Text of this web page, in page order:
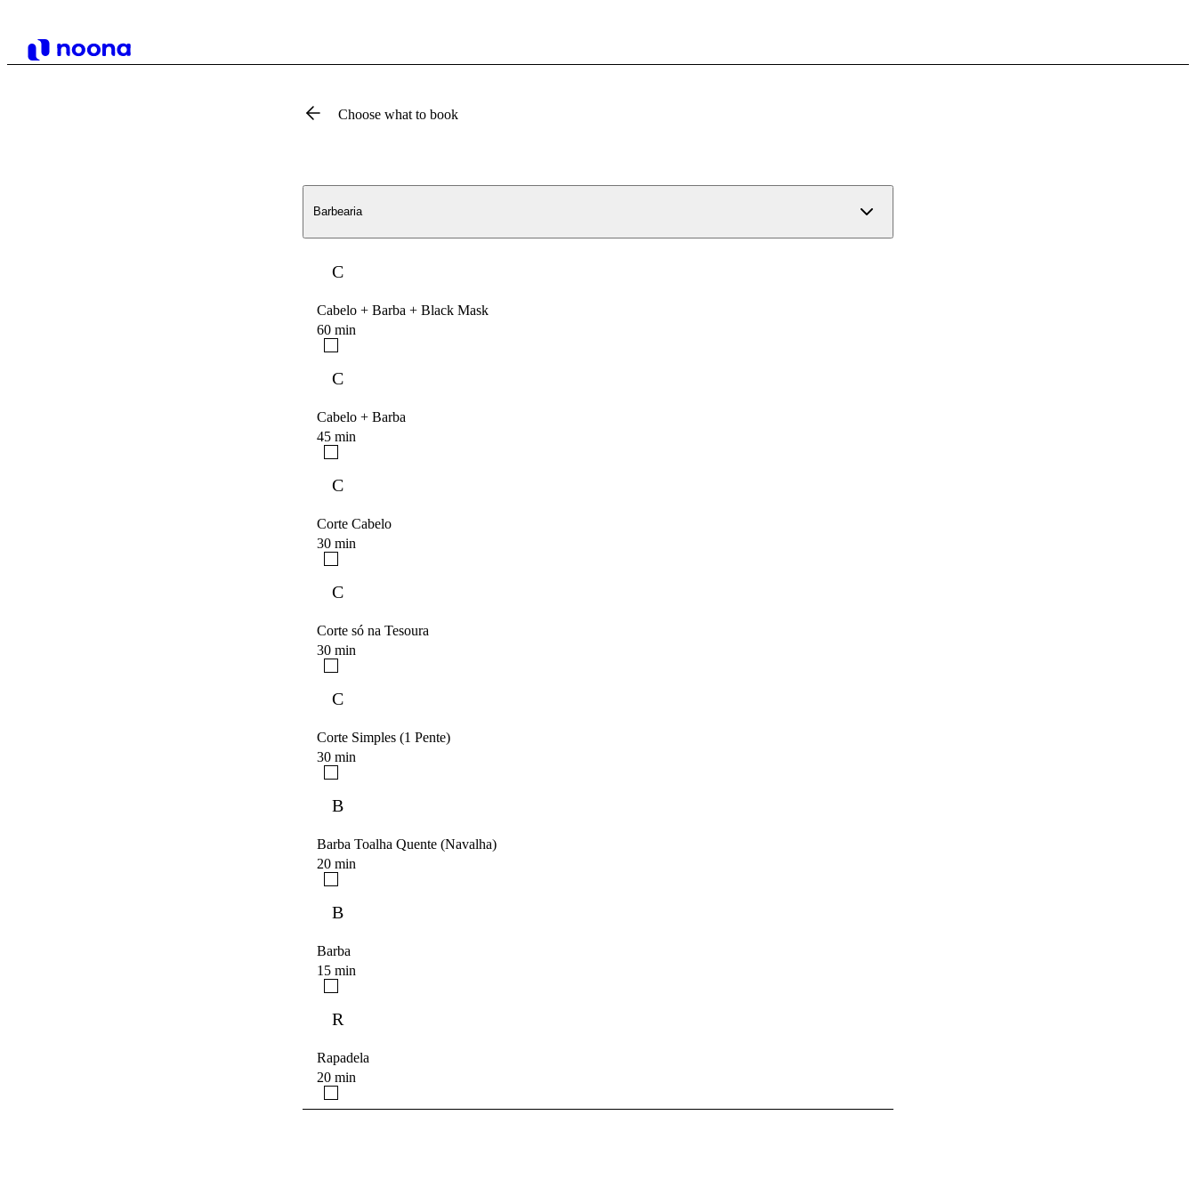
Choose what to book
Barbearia
C
Cabelo + Barba + Black Mask
60 min
C
Cabelo + Barba
45 min
C
Corte Cabelo
30 min
C
Corte só na Tesoura
30 min
C
Corte Simples (1 Pente)
30 min
B
Barba Toalha Quente (Navalha)
20 min
B
Barba
15 min
R
Rapadela
20 min